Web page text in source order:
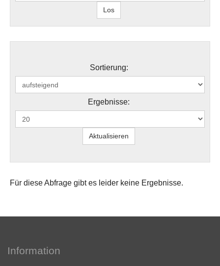
Sortierung:
Ergebnisse:
Für diese Abfrage gibt es leider keine Ergebnisse.
Information